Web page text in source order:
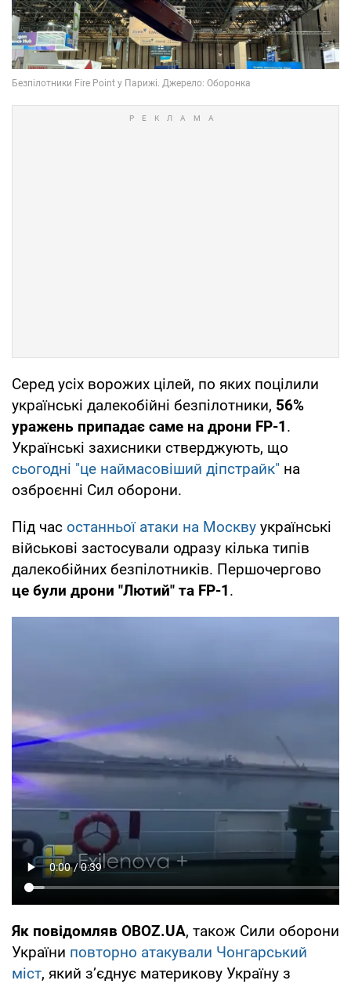
Серед усіх ворожих цілей, по яких поцілили
українські далекобійні безпілотники, 56%
уражень припадає саме на дрони FP-1.
Українські захисники стверджують, що
сьогодні "це наймасовіший діпстрайк" на
озброєнні Сил оборони.
Під час останньої атаки на Москву українські
військові застосували одразу кілька типів
далекобійних безпілотників. Першочергово
це були дрони "Лютий" та FP-1.
Як повідомляв OBOZ.UA, також Сили оборони
України повторно атакували Чонгарський
міст, який зʼєднує материкову Україну з